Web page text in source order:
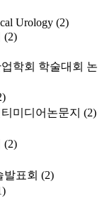
Urology (2)
(2)
학회 학술대회 논
미디어논문지 (2)
(2)
표회 (2)